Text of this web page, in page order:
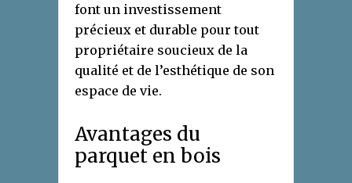
font un investissement
précieux et durable pour tout
propriétaire soucieux de la
qualité et de l’esthétique de son
espace de vie.
Avantages du
parquet en bois